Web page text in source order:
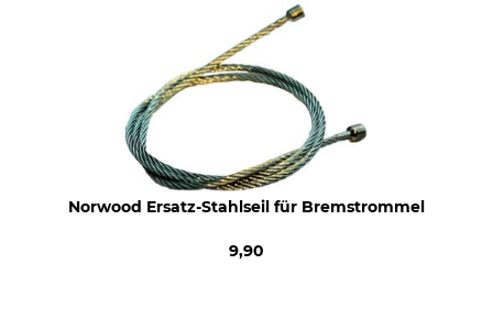
Hersteller-Artikel-Nr.
LM34-41400
Norwood Ersatz-Stahlseil für Bremstrommel
9,90